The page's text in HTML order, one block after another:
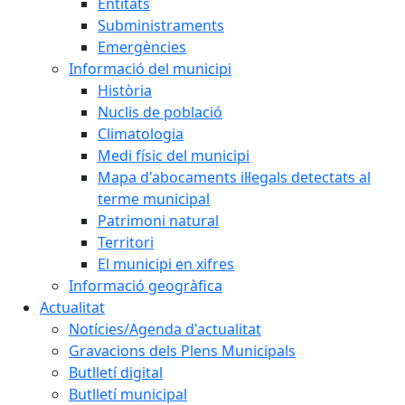
Subministraments
Emergències
Informació del municipi
Història
Nuclis de població
Climatologia
Medi físic del municipi
Mapa d'abocaments il·legals detectats al
terme municipal
Patrimoni natural
Territori
El municipi en xifres
Informació geogràfica
Actualitat
Notícies/Agenda d'actualitat
Gravacions dels Plens Municipals
Butlletí digital
Butlletí municipal